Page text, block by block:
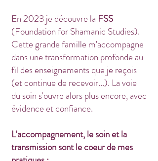
En 2023 je découvre la FSS
(Foundation for Shamanic Studies).
Cette grande famille m'accompagne
dans une transformation profonde au
fil des enseignements que je reçois
(et continue de recevoir...). La voie
du soin s'ouvre alors plus encore, avec
évidence et confiance.
L'accompagnement, le soin et la
transmission sont le coeur de mes